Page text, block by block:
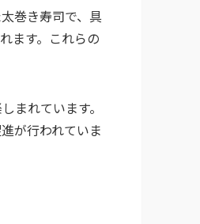
巻き寿司で、具
ます。これらの
まれています。
が行われていま